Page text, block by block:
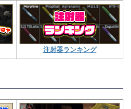
注射器ランキング